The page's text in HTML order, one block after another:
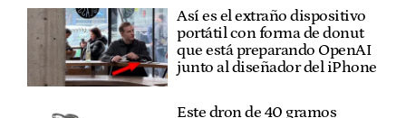
Así es el extraño dispositivo
portátil con forma de donut
que está preparando OpenAI
junto al diseñador del iPhone
Este dron de 40 gramos